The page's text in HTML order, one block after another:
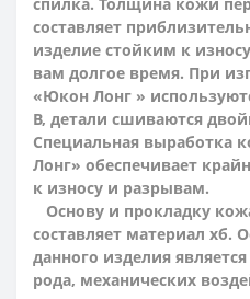
составляет
изделие стойким к
вам долгое время. При
«Юкон Лонг »
В, детали сшиваются
Специальная выработка
Лонг» обеспечивает
к износу и разрывам.
Основу и прокладку
составляет материал хб.
данного изделия
рода, механических